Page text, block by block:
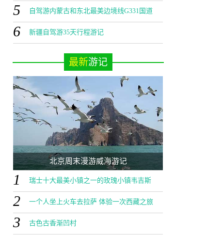
5 自驾游内蒙古和东北最美边境线G331国道
6 新疆自驾游35天行程游记
最新游记
北京周末漫游威海游记
1 瑞士十大最美小镇之一的玫瑰小镇韦吉斯
2 一个人坐上火车去拉萨 体验一次西藏之旅
3 古色古香渐凹村